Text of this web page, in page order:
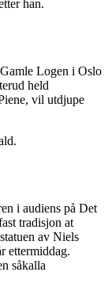
han.
Logen i Oslo
held
vil utdjupe
i audiens på Det
tradisjon at
av Niels
ettermiddag.
såkalla